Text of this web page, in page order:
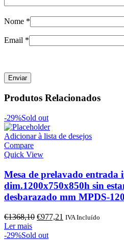
Nome *
Email *
Produtos Relacionados
-29%Sold out
Adicionar à lista de desejos
Compare
Quick View
Mesa de prelavado entrada
dim.1200x750x850h sin
desbarazado mm MPDS-
€1368,10 O
original
€977,21 O
IVA Incluído
Ler mais
-29%Sold out